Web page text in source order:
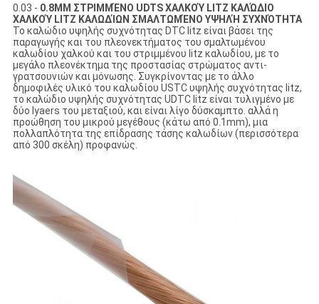
0.03 - 0.8MM ΣΤΡΙΜΜΈΝΟ UDTS ΧΑΛΚΟΎ LITZ ΚΑΛΏΔΙΟ
ΧΑΛΚΟΎ LITZ ΚΑΛΩΔΊΩΝ ΣΜΑΛΤΩΜΈΝΟ ΥΨΗΛΉ ΣΥΧΝΌΤΗΤΑ
Το καλώδιο υψηλής συχνότητας DTC litz είναι βάσει της
παραγωγής και του πλεονεκτήματος του σμαλτωμένου
καλωδίου χαλκού και του στριμμένου litz καλωδίου, με το
μεγάλο πλεονέκτημα της προστασίας στρώματος αντι-
γρατσουνιών και μόνωσης. Συγκρίνοντας με το άλλο
δημοφιλές υλικό του καλωδίου USTC υψηλής συχνότητας litz,
το καλώδιο υψηλής συχνότητας UDTC litz είναι τυλιγμένο με
δύο lyaers του μεταξιού, και είναι λίγο δύσκαμπτο. αλλά η
προώθηση του μικρού μεγέθους (κάτω από 0.1mm), μια
πολλαπλότητα της επίδρασης τάσης καλωδίων (περισσότερα
από 300 σκέλη) προφανώς.